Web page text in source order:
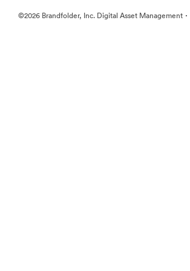
©2026 Brandfolder, Inc. Digital Asset Management ·